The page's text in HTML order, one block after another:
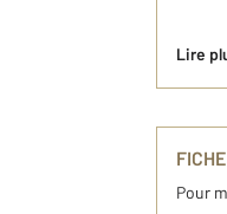
Lire
Pour